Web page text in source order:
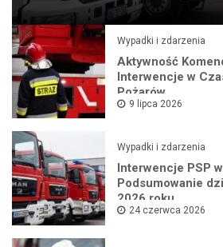
Wypadki i zdarzenia
Aktywność
Interwencje w
Pożarów
9 lipca 2026
Wypadki i zdarzenia
Interwencje PSP
Podsumowanie
2026 roku
24 czerwca 2026